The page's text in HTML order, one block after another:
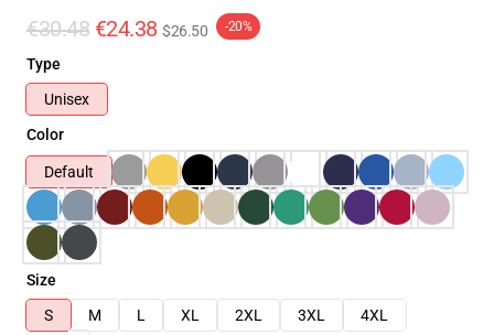
€30.48 €24.38 $26.50 -20%
Type
Unisex
Color
Default
Size
S
M L XL 2XL 3XL
4XL